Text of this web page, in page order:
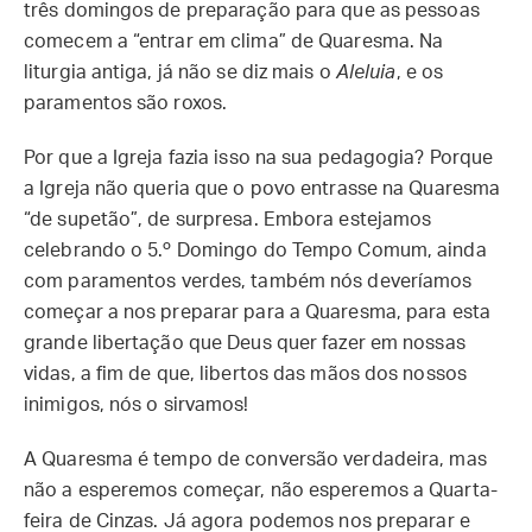
três domingos de preparação para que as pessoas
comecem a “entrar em clima” de Quaresma. Na
liturgia antiga, já não se diz mais o Aleluia, e os
paramentos são roxos.
Por que a Igreja fazia isso na sua pedagogia? Porque
a Igreja não queria que o povo entrasse na Quaresma
“de supetão”, de surpresa. Embora estejamos
celebrando o 5.º Domingo do Tempo Comum, ainda
com paramentos verdes, também nós deveríamos
começar a nos preparar para a Quaresma, para esta
grande libertação que Deus quer fazer em nossas
vidas, a fim de que, libertos das mãos dos nossos
inimigos, nós o sirvamos!
A Quaresma é tempo de conversão verdadeira, mas
não a esperemos começar, não esperemos a Quarta-
feira de Cinzas. Já agora podemos nos preparar e